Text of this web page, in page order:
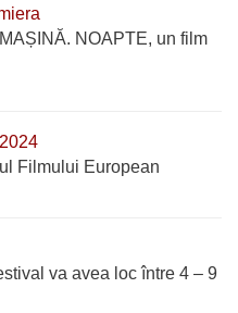
NOAPTE, un film
Filmului European
va avea loc între 4 – 9